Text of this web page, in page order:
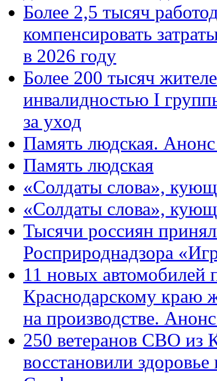
Более 2,5 тысяч
компенсировать
в 2026 году
Более 200 тысяч
инвалидностью I
за уход
Память людская.
Память людская
«Солдаты слова»,
«Солдаты слова»,
Тысячи россиян
Росприроднадзора
11 новых автомобилей
Краснодарскому краю
на производстве.
250 ветеранов СВО из
восстановили